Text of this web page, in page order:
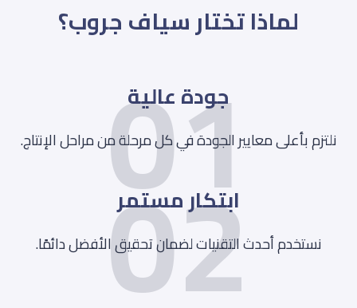
لماذا تختار سياف جروب؟
01
جودة عالية
نلتزم بأعلى معايير الجودة في كل مرحلة من مراحل الإنتاج.
02
ابتكار مستمر
نستخدم أحدث التقنيات لضمان تحقيق الأفضل دائمًا.